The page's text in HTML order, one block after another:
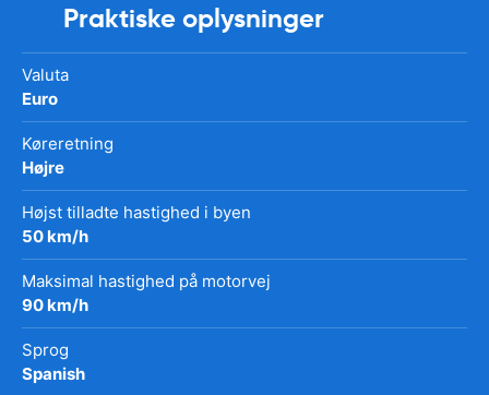
Praktiske oplysninger
Valuta
Euro
Køreretning
Højre
Højst tilladte hastighed i byen
50 km/h
Maksimal hastighed på motorvej
90 km/h
Sprog
Spanish